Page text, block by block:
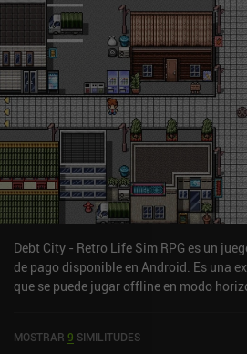
perfecto. El D-pad en pantalla es tosco,
cambiar de dirección sin movernos.
las acciones precisas sean un poco
un mando externo lo alivia por completo. La progresión también
hace pesada a veces, y a menudo me he
las animaciones y la jugabilidad en
rápidas. El lado positivo es que el juego
cruzado entre PC y móvil. A pesar de estos pequeños
inconvenientes, Chronomon brilla por
que combina las batallas contra
agricultura y la vida en la ciudad lo
otro juego similar a Pokémon. Si
aspectos, aquí encontrarás mucho que te
es un juego premium de 9,99 $ que
que busque una mezcla relajante y
y jugar a la granja.
Debt City - Retro Life Sim RPG es un
de pago disponible en Android. Es una
que se puede jugar offline en modo
valoración actual de 4 sobre 5,0 en
MOSTRAR 9 SIMILITUDES